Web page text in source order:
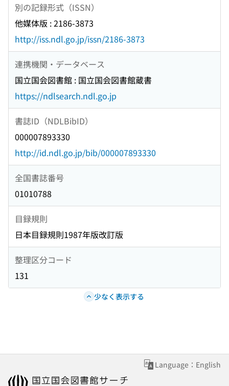
別の記録形式（ISSN）
他媒体版 : 2186-3873
http://iss.ndl.go.jp/issn/2186-3873
連携機関・データベース
国立国会図書館 : 国立国会図書館蔵書
https://ndlsearch.ndl.go.jp
書誌ID（NDLBibID）
000007893330
http://id.ndl.go.jp/bib/000007893330
全国書誌番号
01010788
目録規則
日本目録規則1987年版改訂版
整理区分コード
131
少なく表示する
Language：English